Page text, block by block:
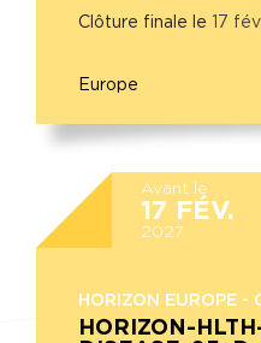
Clôture finale le 17 fév.
Europe
Avant le
17 FÉV.
2027
HORIZON EUROPE -
HORIZON-